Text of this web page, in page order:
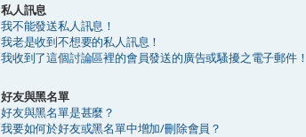
私人訊息
我不能發送私人訊息！
我老是收到不想要的私人訊息！
我收到了這個討論區裡的會員發送的廣告或騷擾之電子郵件！
好友與黑名單
好友與黑名單是甚麼？
我要如何於好友或黑名單中增加/刪除會員？